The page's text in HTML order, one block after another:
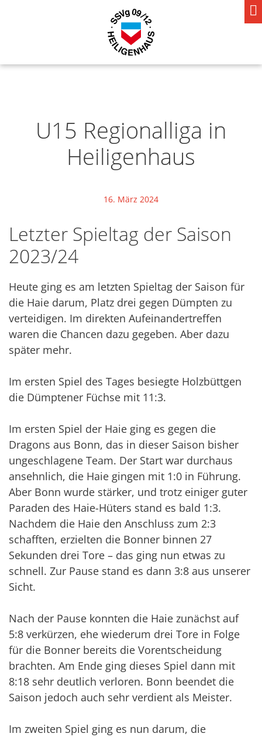
U15 Regionalliga in
Heiligenhaus
16. März 2024
Letzter Spieltag der Saison
2023/24
Heute ging es am letzten Spieltag der Saison für
die Haie darum, Platz drei gegen Dümpten zu
verteidigen. Im direkten Aufeinandertreffen
waren die Chancen dazu gegeben. Aber dazu
später mehr.
Im ersten Spiel des Tages besiegte Holzbüttgen
die Dümptener Füchse mit 11:3.
Im ersten Spiel der Haie ging es gegen die
Dragons aus Bonn, das in dieser Saison bisher
ungeschlagene Team. Der Start war durchaus
ansehnlich, die Haie gingen mit 1:0 in Führung.
Aber Bonn wurde stärker, und trotz einiger guter
Paraden des Haie-Hüters stand es bald 1:3.
Nachdem die Haie den Anschluss zum 2:3
schafften, erzielten die Bonner binnen 27
Sekunden drei Tore – das ging nun etwas zu
schnell. Zur Pause stand es dann 3:8 aus unserer
Sicht.
Nach der Pause konnten die Haie zunächst auf
5:8 verkürzen, ehe wiederum drei Tore in Folge
für die Bonner bereits die Vorentscheidung
brachten. Am Ende ging dieses Spiel dann mit
8:18 sehr deutlich verloren. Bonn beendet die
Saison jedoch auch sehr verdient als Meister.
Im zweiten Spiel ging es nun darum, die